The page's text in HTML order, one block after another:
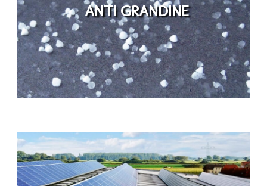
ANTI GRANDINE